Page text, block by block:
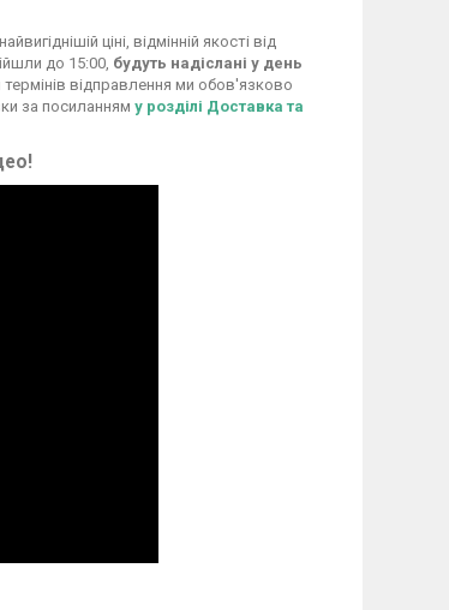
ціні, відмінній якості від
до 15:00, будуть надіслані у день
відправлення ми обов'язково
за посиланням у розділі Доставка та